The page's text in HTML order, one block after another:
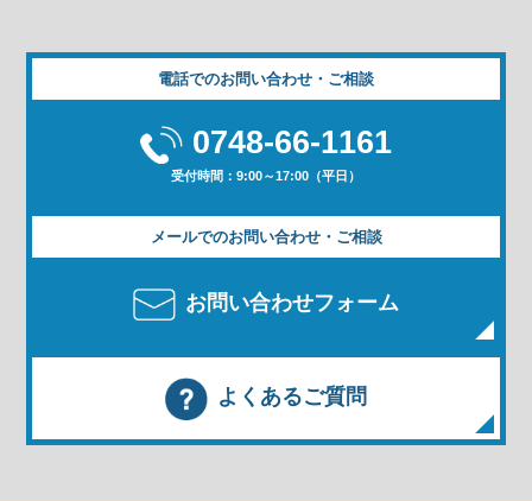
電話でのお問い合わせ・ご相談
0748-66-1161
受付時間：9:00～17:00（平日）
メールでのお問い合わせ・ご相談
お問い合わせフォーム
よくあるご質問